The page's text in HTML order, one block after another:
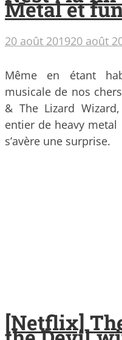
Metal et
20 août 201920 août
Même en étant
musicale de nos
& The Lizard
entier de heavy metal
s’avère une surprise.
[Netflix]